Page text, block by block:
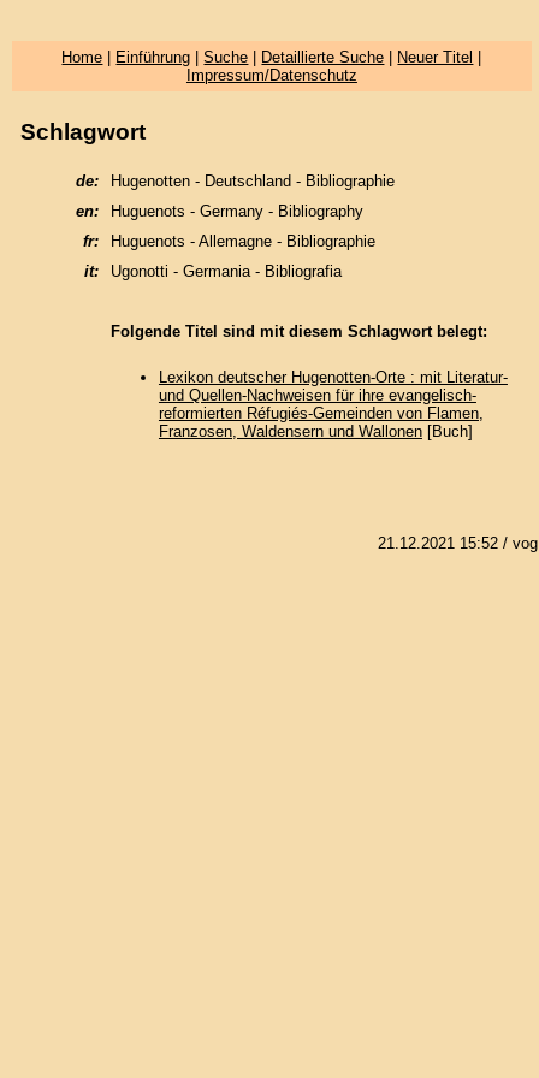
Home Einführung |Suche Detaillierte Suche Neuer Titel
Impressum/Datenschutz
Schlagwort
de:
Hugenotten - Deutschland - Bibliographie
en:
Huguenots - Germany - Bibliography
fr:
Huguenots - Allemagne - Bibliographie
it:
Ugonotti - Germania - Bibliografia
Folgende Titel sind mit diesem Schlagwort belegt:
Lexikon deutscher Hugenotten-Orte : mit Literatur-
und Quellen-Nachweisen für ihre evangelisch-
reformierten Réfugiés-Gemeinden von Flamen,
Franzosen, Waldensern und Wallonen[Buch]
21.12.2021 15:52/ vog